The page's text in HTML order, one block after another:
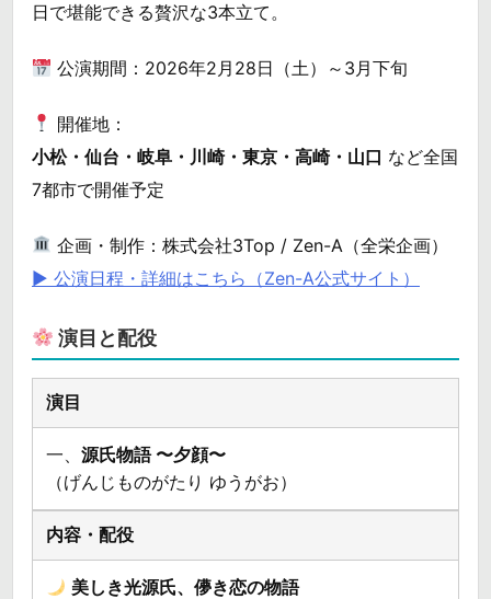
日で堪能できる贅沢な3本立て。
公演期間：2026年2月28日（土）～3月下旬
開催地：
小松・仙台・岐阜・川崎・東京・高崎・山口 など全国
7都市で開催予定
企画・制作：株式会社3Top / Zen-A（全栄企画）
▶ 公演日程・詳細はこちら（Zen-A公式サイト）
演目と配役
一、 源氏物語 〜夕顔〜
（げんじものがたり ゆうがお）
美しき光源氏、儚き恋の物語